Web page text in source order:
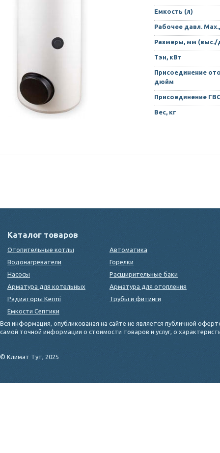
Емкость (л)
Рабочее давл.
Размеры, мм (выс./
Тэн, кВт
Присоединение
дюйм
Присоединение
Вес, кг
Каталог товаров
Отопительные котлы
Автоматика
Водонагреватели
Горелки
Насосы
Расширительные баки
Арматура для котельных
Арматура для отопления
Радиаторы Kermi
Трубы и фитинги
Емкости Септики
Вся информация, опубликованая на сайте не является публичной
самой точной информации о стоимости товаров и услуг, о
© Климат Тут, 2025